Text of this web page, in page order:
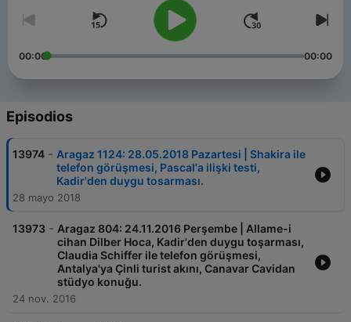
00:00 00:00
Episodios
13974 - Aragaz 1124: 28.05.2018 Pazartesi | Shakira ile
telefon görüşmesi, Pascal'a ilişki testi,
Kadir'den duygu tosarması.
28 mayo 2018
13973 - Aragaz 804: 24.11.2016 Perşembe | Allame-i
cihan Dilber Hoca, Kadir'den duygu toşarması,
Claudia Schiffer ile telefon görüşmesi,
Antalya'ya Çinli turist akını, Canavar Cavidan
stüdyo konuğu.
24 nov. 2016